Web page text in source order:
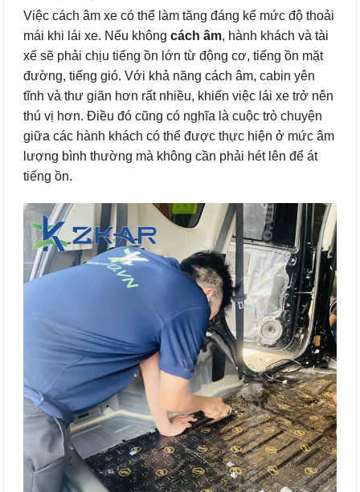
Việc cách âm xe có thể làm tăng đáng kể mức độ thoải
mái khi lái xe. Nếu không cách âm, hành khách và tài
xế sẽ phải chịu tiếng ồn lớn từ động cơ, tiếng ồn mặt
đường, tiếng gió. Với khả năng cách âm, cabin yên
tĩnh và thư giãn hơn rất nhiều, khiến việc lái xe trở nên
thú vị hơn. Điều đó cũng có nghĩa là cuộc trò chuyện
giữa các hành khách có thể được thực hiện ở mức âm
lượng bình thường mà không cần phải hét lên để át
tiếng ồn.